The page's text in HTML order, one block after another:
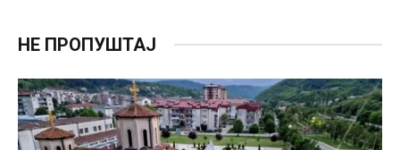
НЕ ПРОПУШТАЈ